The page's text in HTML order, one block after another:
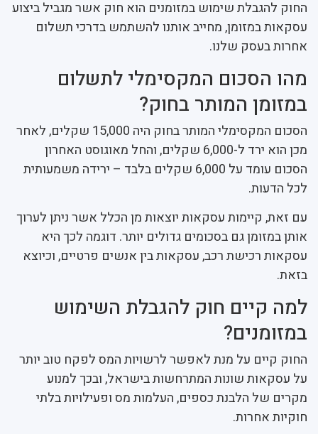
החוק להגבלת שימוש במזומנים הוא חוק אשר מגביל ביצוע
עסקאות במזומן, מחייב אותנו להשתמש בדרכי תשלום
אחרות בעסק שלנו.
מהו הסכום המקסימלי לתשלום
במזומן המותר בחוק?
הסכום המקסימלי המותר בחוק היה 15,000 שקלים, לאחר
מכן הוא ירד ל-6,000 שקלים, והחל מאוגוסט האחרון
הסכום עומד על 6,000 שקלים בלבד – ירידה משמעותית
לכל הדעות.
עם זאת, קיימות עסקאות יוצאות מן הכלל אשר ניתן לערוך
אותן במזומן גם בסכומים גדולים יותר. דוגמה לכך היא
עסקאות רכישת רכב, עסקאות בין אנשים פרטיים, וכיוצא
בזאת.
למה קיים חוק להגבלת השימוש
במזומנים?
החוק קיים על מנת לאפשר לרשויות המס לפקח טוב יותר
על עסקאות שונות המתרחשות בישראל, ובכך למנוע
מקרים של הלבנת כספים, העלמות מס ופעילויות בלתי
חוקיות אחרות.